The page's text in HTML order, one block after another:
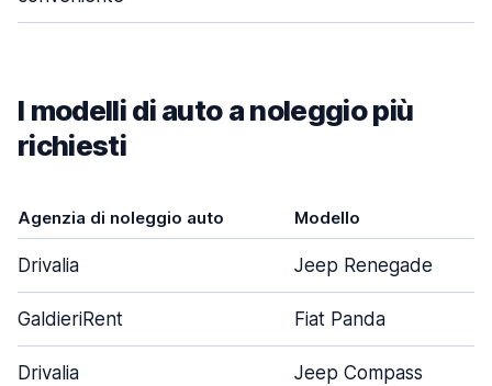
I modelli di auto a noleggio più
richiesti
Agenzia di noleggio auto Modello
Drivalia Jeep Renegade
GaldieriRent Fiat Panda
Drivalia Jeep Compass